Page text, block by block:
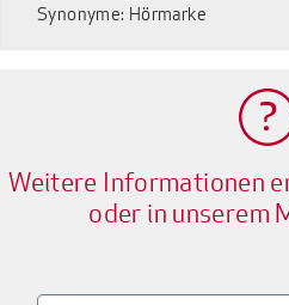
Synonyme: Hörmarke
Weitere Informationen
oder in unserem